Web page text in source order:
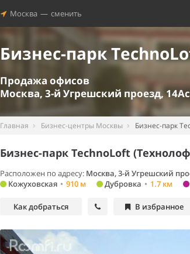
Москва — сменить
Бизнес-парк
Продажа офисов
Москва, 3-й Угрешский проезд,
Главная Бизнес-центры Москвы Бизнес-парк
Бизнес-парк TechnoLoft
Расположен по адресу: Москва,3-й Угрешский
Кожуховская • 910 м Дубровка • 1.7 км
Как добраться В избранное